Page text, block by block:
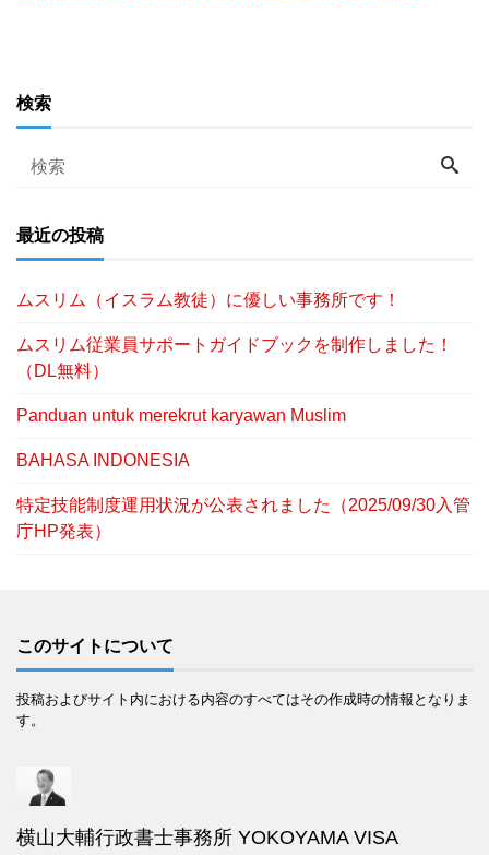
検索
最近の投稿
ムスリム（イスラム教徒）に優しい事務所です！
ムスリム従業員サポートガイドブックを制作しました！
（DL無料）
Panduan untuk merekrut karyawan Muslim
BAHASA INDONESIA
特定技能制度運用状況が公表されました（2025/09/30入管
庁HP発表）
このサイトについて
投稿およびサイト内における内容のすべてはその作成時の情報となりま
す。
横山大輔行政書士事務所 YOKOYAMA VISA